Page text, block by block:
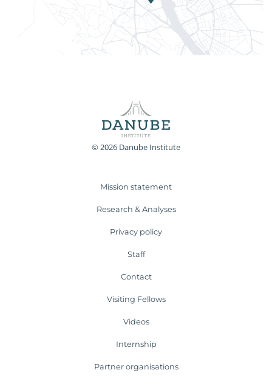
© 2026 Danube Institute
Mission statement
Research & Analyses
Privacy policy
Staff
Contact
Visiting Fellows
Videos
Internship
Partner organisations